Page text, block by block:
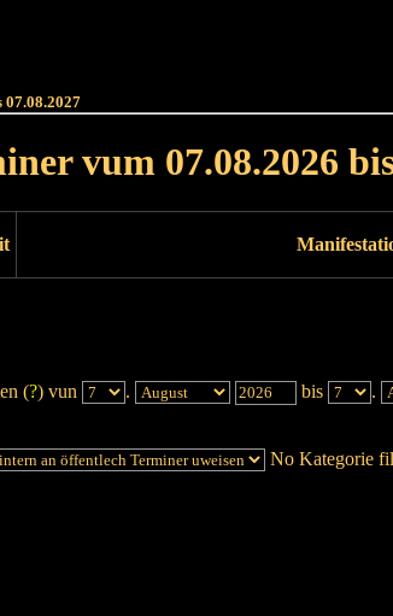
07.08.2027
vum 07.08.2026
(?) vun . bis .
No Kategorie